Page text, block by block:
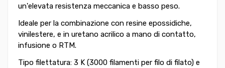
un'elevata resistenza meccanica e basso peso.
Ideale per la combinazione con resine epossidiche,
vinilestere, e in uretano acrilico a mano di contatto,
infusione o RTM.
Tipo filettatura: 3 K (3000 filamenti per filo di filato) e